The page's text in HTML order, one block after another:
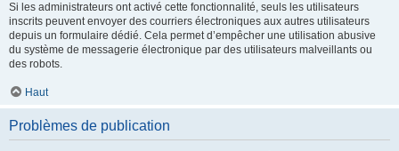
Si les administrateurs ont activé cette fonctionnalité, seuls les utilisateurs
inscrits peuvent envoyer des courriers électroniques aux autres utilisateurs
depuis un formulaire dédié. Cela permet d’empêcher une utilisation abusive
du système de messagerie électronique par des utilisateurs malveillants ou
des robots.
Haut
Problèmes de publication